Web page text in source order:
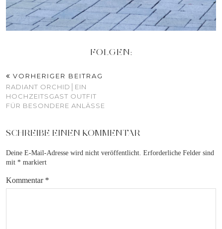
FOLGEN:
VORHERIGER BEITRAG
RADIANT ORCHID│EIN
HOCHZEITSGAST OUTFIT
FÜR BESONDERE ANLÄSSE
SCHREIBE EINEN KOMMENTAR
Deine E-Mail-Adresse wird nicht veröffentlicht. Erforderliche Felder sind
mit * markiert
Kommentar *